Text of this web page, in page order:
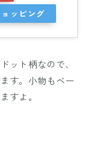
ッピング
ット柄なので、
す。小物もベー
すよ。